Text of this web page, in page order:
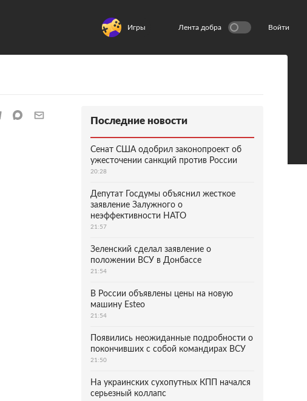
Игры Лента добра Войти
Последние новости
Сенат США одобрил законопроект об
ужесточении санкций против России
20:28
Депутат Госдумы объяснил жесткое
заявление Залужного о
неэффективности НАТО
21:57
Зеленский сделал заявление о
положении ВСУ в Донбассе
21:54
В России объявлены цены на новую
машину Esteo
21:54
Появились неожиданные подробности о
покончивших с собой командирах ВСУ
21:50
На украинских сухопутных КПП начался
серьезный коллапс